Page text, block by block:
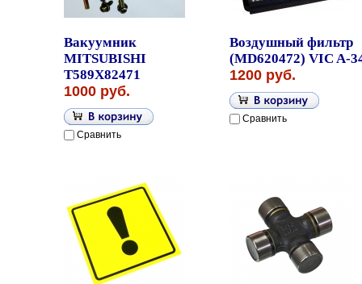
Вакуумник
MITSUBISHI
T589X82471
1000 руб.
Сравнить
Воздушный фильтр
(MD620472) VIC A-
1200 руб.
Сравнить